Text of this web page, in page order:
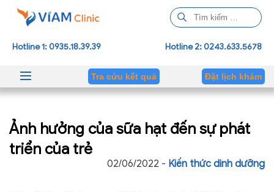
ì
m
h
Hotline 1: 0935.18.39.39 Hotline 2: 0243.633.5678
Tra cứu kết quả Đặt lịch khám
Ảnh hưởng của sữa hạt đến sự phát
triển của trẻ
02/06/2022 - Kiến thức dinh dưỡng